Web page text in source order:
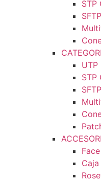
STP
UTP
STP